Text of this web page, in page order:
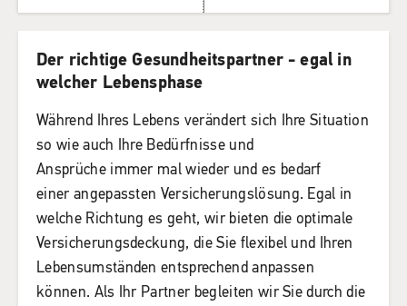
Der richtige Gesundheitspartner - egal in
welcher Lebensphase
Während Ihres Lebens verändert sich Ihre Situation
so wie auch Ihre Bedürfnisse und
Ansprüche immer mal wieder und es bedarf
einer angepassten Versicherungslösung. Egal in
welche Richtung es geht, wir bieten die optimale
Versicherungsdeckung, die Sie flexibel und Ihren
Lebensumständen entsprechend anpassen
können. Als Ihr Partner begleiten wir Sie durch die